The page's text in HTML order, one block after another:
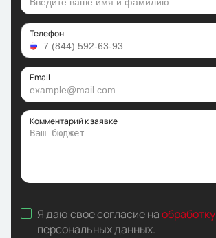
Телефон
Email
Комментарий к заявке
Я даю свое согласие наобработку
персональных данных.